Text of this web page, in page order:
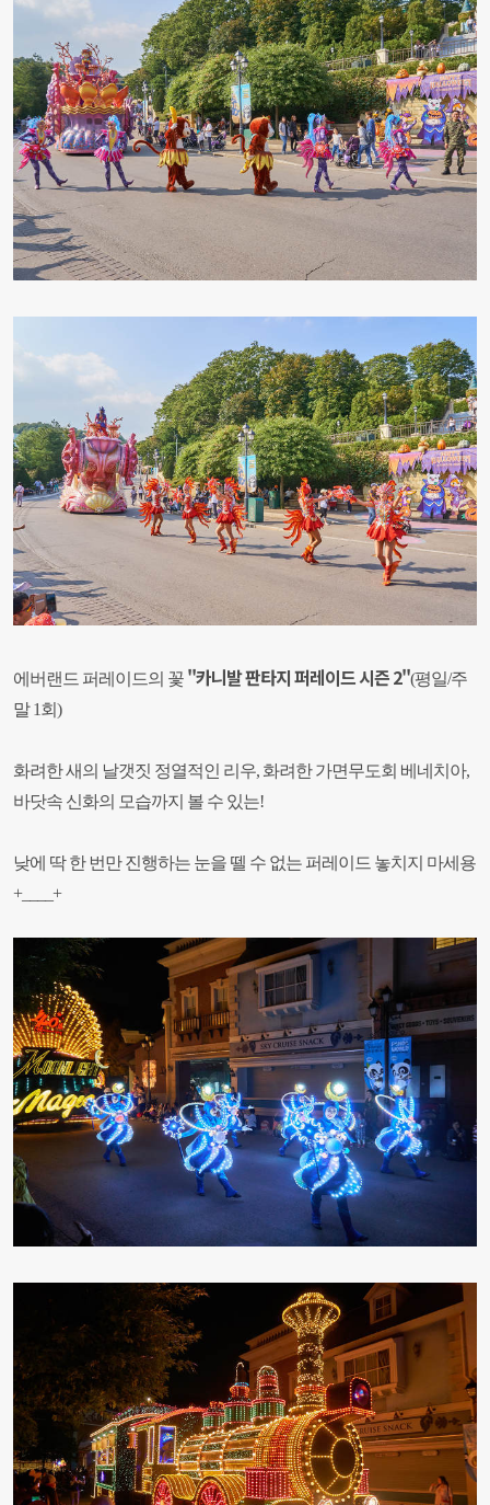
에버랜드 퍼레이드의 꽃 "카니발 판타지 퍼레이드 시즌 2"(평일/주
말 1회)
화려한 새의 날갯짓 정열적인 리우, 화려한 가면무도회 베네치아,
바닷속 신화의 모습까지 볼 수 있는!
낮에 딱 한 번만 진행하는 눈을 뗄 수 없는 퍼레이드 놓치지 마세용
+____+